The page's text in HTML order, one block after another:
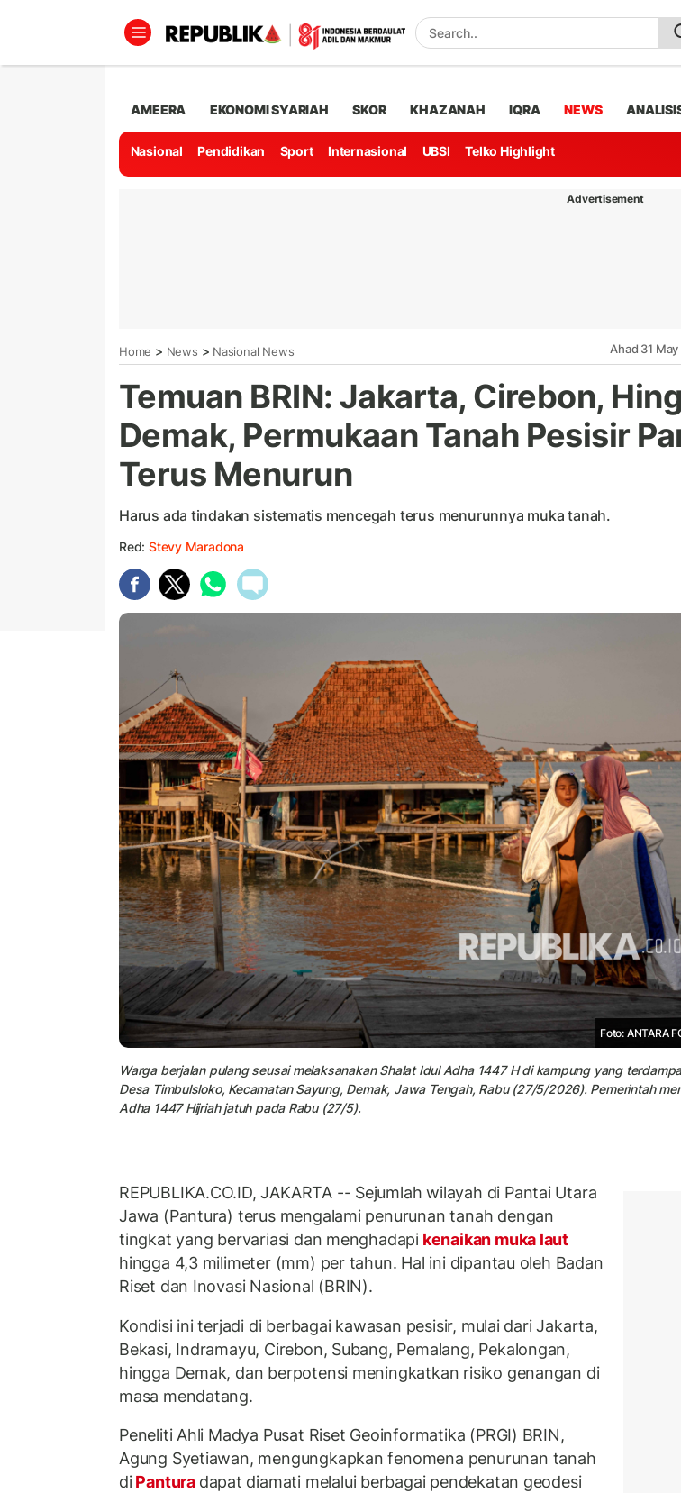
AMEERA EKONOMI SYARIAH SKOR KHAZANAH IQRA NEWS
Nasional Pendidikan Sport Internasional UBSI Telko Highlight
Advertisement
Home > News > Nasional News Ahad 31
Temuan BRIN: Jakarta, Cirebon,
Demak, Permukaan Tanah Pesisir
Terus Menurun
Harus ada tindakan sistematis mencegah terus menurunnya muka tanah.
Red: Stevy Maradona
Foto: ANTARA
Warga berjalan pulang seusai melaksanakan Shalat Idul Adha 1447 H di kampung yang
Desa Timbulsloko, Kecamatan Sayung, Demak, Jawa Tengah, Rabu (27/5/2026). Pemerintah
Adha 1447 Hijriah jatuh pada Rabu (27/5).
REPUBLIKA.CO.ID, JAKARTA -- Sejumlah wilayah di Pantai Utara
Jawa (Pantura) terus mengalami penurunan tanah dengan
tingkat yang bervariasi dan menghadapi kenaikan muka laut
hingga 4,3 milimeter (mm) per tahun. Hal ini dipantau oleh Badan
Riset dan Inovasi Nasional (BRIN).
Kondisi ini terjadi di berbagai kawasan pesisir, mulai dari Jakarta,
Bekasi, Indramayu, Cirebon, Subang, Pemalang, Pekalongan,
hingga Demak, dan berpotensi meningkatkan risiko genangan di
masa mendatang.
Peneliti Ahli Madya Pusat Riset Geoinformatika (PRGI) BRIN,
Agung Syetiawan, mengungkapkan fenomena penurunan tanah
diPantura dapat diamati melalui berbagai pendekatan geodesi